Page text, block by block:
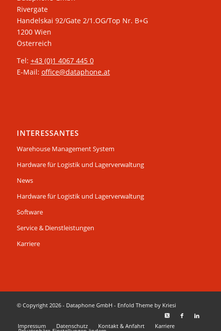
Rivergate
​Handelskai 92/Gate 2/1.OG/Top Nr. B+G
1200 Wien
Österreich
Tel: +43 (0)1 4067 445 0
E-Mail: office@dataphone.at
INTERESSANTES
Warehouse Management System
Hardware für Logistik und Lagerverwaltung
News
Hardware für Logistik und Lagerverwaltung
Software
Service & Dienstleistungen
Karriere
© Copyright 2026 - Dataphone GmbH - Enfold Theme by Kriesi
Impressum Datenschutz Kontakt & Anfahrt Karriere